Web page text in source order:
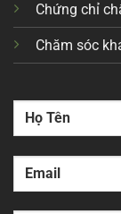
Chứng chỉ
Chăm sóc